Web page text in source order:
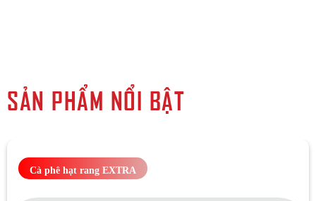
SẢN PHẨM NỔI BẬT
Cà phê hạt rang EXTRA